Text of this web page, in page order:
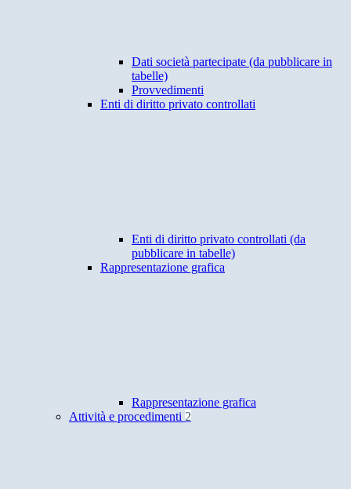
Dati società partecipate (da pubblicare in
tabelle)
Provvedimenti
Enti di diritto privato controllati
Enti di diritto privato controllati (da
pubblicare in tabelle)
Rappresentazione grafica
Rappresentazione grafica
Attività e procedimenti 2